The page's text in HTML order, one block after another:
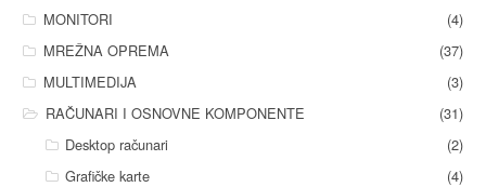
MONITORI
(4)
MREŽNA OPREMA
(37)
MULTIMEDIJA
(3)
RAČUNARI I OSNOVNE KOMPONENTE
(31)
Desktop računari
(2)
Grafičke karte
(4)